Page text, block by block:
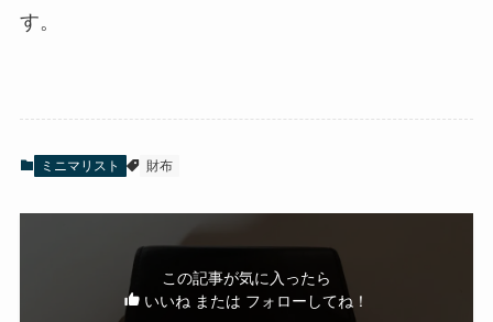
す。
ミニマリスト 財布
この記事が気に入ったら
いいね または フォローしてね！